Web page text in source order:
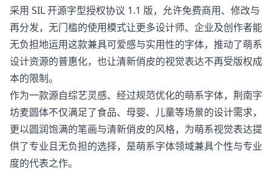
采用 SIL 开源字型授权协议 1.1 版，允许免费商用、修改与
再分发，无门槛的使用模式让更多设计师、企业及创作者能
无负担地运用这款兼具可爱感与实用性的字体，推动了萌系
设计资源的普惠化，也让清新俏皮的视觉表达不再受版权成
本的限制。
作为一款源自综艺灵感、经过规范优化的萌系字体，荆南字
坊麦圆体不仅满足了食品、母婴、儿童等场景的设计需求，
更以圆润饱满的笔画与清新俏皮的风格，为萌系视觉表达提
供了专业且无负担的选择，是萌系字体领域兼具个性与专业
度的代表之作。